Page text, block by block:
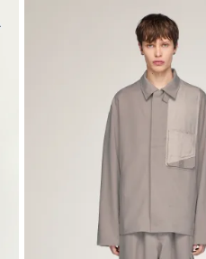
Lägg till på önskelistan